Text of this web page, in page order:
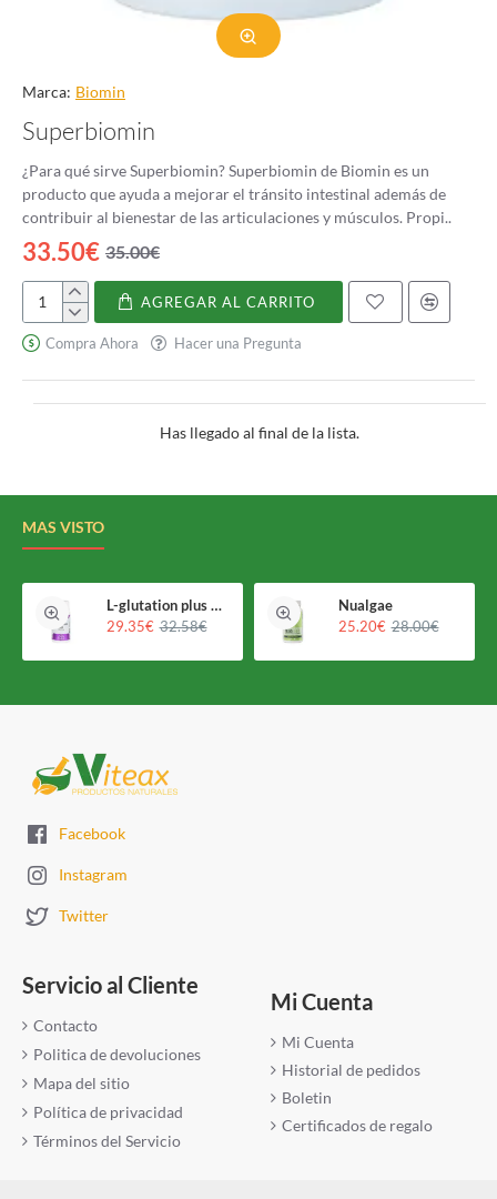
Marca: Biomin
Superbiomin
¿Para qué sirve Superbiomin? Superbiomin de Biomin es un
producto que ayuda a mejorar el tránsito intestinal además de
contribuir al bienestar de las articulaciones y músculos. Propi..
33.50€ 35.00€
Superbiomin
AGREGAR AL CARRITO
Compra Ahora Hacer una Pregunta
Has llegado al final de la lista.
MAS VISTO
L-glutation plus Holomega
29.35€ 32.58€
Nualgae
25.20€ 28.00€
Facebook
Instagram
Twitter
Servicio al Cliente
Contacto
Politica de devoluciones
Mapa del sitio
Política de privacidad
Términos del Servicio
Mi Cuenta
Mi Cuenta
Historial de pedidos
Boletin
Certificados de regalo